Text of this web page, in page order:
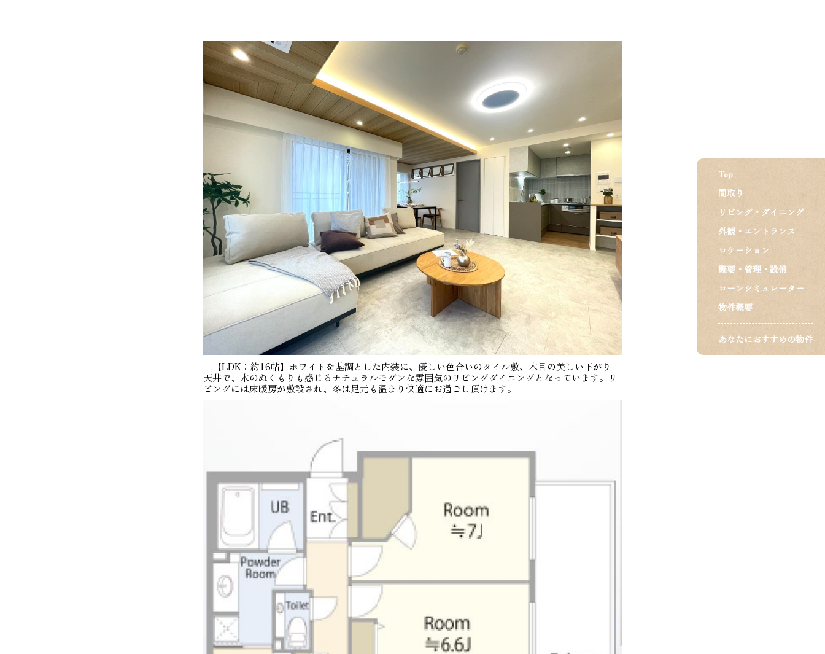
Top
間取り
リビング・ダイニング
外観・エントランス
ロケーション
概要・管理・設備
ローンシミュレーター
物件概要
あなたにおすすめの物件
【LDK：約16帖】ホワイトを基調とした内装に、優しい色合いのタイル敷、木目の美しい下がり
天井で、木のぬくもりも感じるナチュラルモダンな雰囲気のリビングダイニングとなっています。リ
ビングには床暖房が敷設され、冬は足元も温まり快適にお過ごし頂けます。